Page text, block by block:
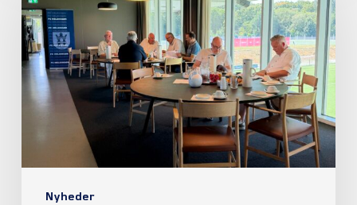
Nyheder
ordinær
generalforsamling
2026